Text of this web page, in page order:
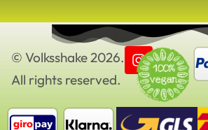
© Volksshake 2026.
All rights reserved.